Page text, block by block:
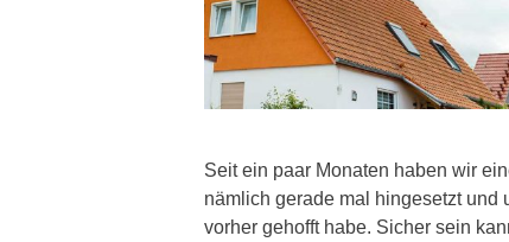
Seit ein paar Monaten haben wir
nämlich gerade mal hingesetzt und
vorher gehofft habe. Sicher sein